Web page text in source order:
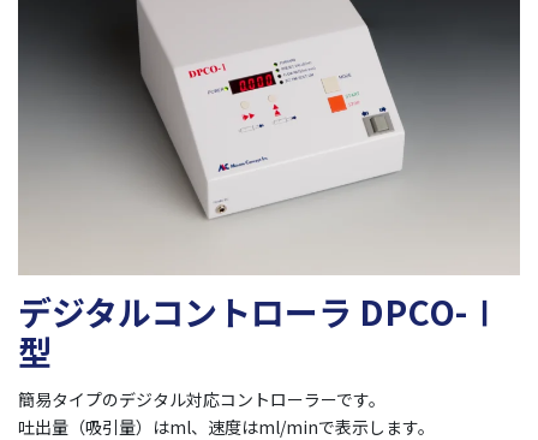
デジタルコントローラ DPCO-Ⅰ
型
簡易タイプのデジタル対応コントローラーです。
吐出量（吸引量）はml、速度はml/minで表示します。